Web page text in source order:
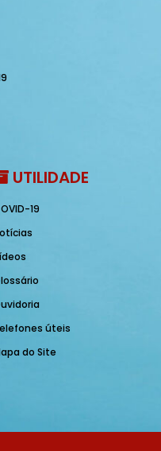
UTILIDADE
19
úteis
do Site